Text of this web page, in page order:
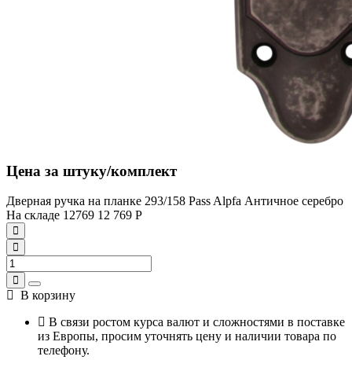
Цена за штуку/комплект
Дверная ручка на планке 293/158 Pass Alpfa Античное серебро
На складе 12769 12 769 Р
В корзину
В связи ростом курса валют и сложностями в поставке
из Европы, просим уточнять цену и наличии товара по
телефону.